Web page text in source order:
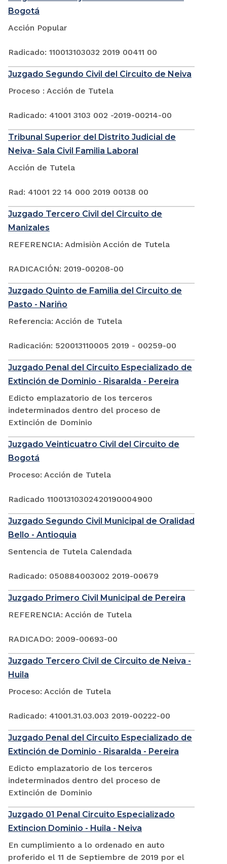
Bogotá
Acción Popular
Radicado: 110013103032 2019 00411 00
Juzgado Segundo Civil del Circuito de Neiva
Proceso : Acción de Tutela
Radicado: 41001 3103 002 -2019-00214-00
Tribunal Superior del Distrito Judicial de
Neiva- Sala Civil Familia Laboral
Acción de Tutela
Rad: 41001 22 14 000 2019 00138 00
Juzgado Tercero Civil del Circuito de
Manizales
REFERENCIA: Admisiòn Acción de Tutela
RADICACIÓN: 2019-00208-00
Juzgado Quinto de Familia del Circuito de
Pasto - Nariño
Referencia: Acción de Tutela
Radicación: 520013110005 2019 - 00259-00
Juzgado Penal del Circuito Especializado de
Extinción de Dominio - Risaralda - Pereira
Edicto emplazatorio de los terceros
indeterminados dentro del proceso de
Extinción de Dominio
Juzgado Veinticuatro Civil del Circuito de
Bogotá
Proceso: Acción de Tutela
Radicado 11001310302420190004900
Juzgado Segundo Civil Municipal de Oralidad
Bello - Antioquia
Sentencia de Tutela Calendada
Radicado: 050884003002 2019-00679
Juzgado Primero Civil Municipal de Pereira
REFERENCIA: Acción de Tutela
RADICADO: 2009-00693-00
Juzgado Tercero Civil de Circuito de Neiva -
Huila
Proceso: Acción de Tutela
Radicado: 41001.31.03.003 2019-00222-00
Juzgado Penal del Circuito Especializado de
Extinción de Dominio - Risaralda - Pereira
Edicto emplazatorio de los terceros
indeterminados dentro del proceso de
Extinción de Dominio
Juzgado 01 Penal Circuito Especializado
Extincion Dominio - Huila - Neiva
En cumplimiento a lo ordenado en auto
proferido el 11 de Septiembre de 2019 por el